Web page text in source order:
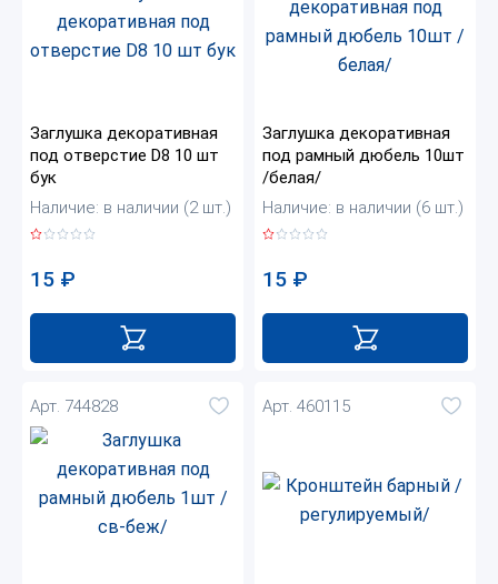
Заглушка декоративная
под отверстие D8 10 шт
бук
Наличие: в наличии (2 шт.)
15 ₽
Заглушка декоративная
под рамный дюбель 10шт
/белая/
Наличие: в наличии (6 шт.)
15 ₽
Арт. 744828 Арт. 460115